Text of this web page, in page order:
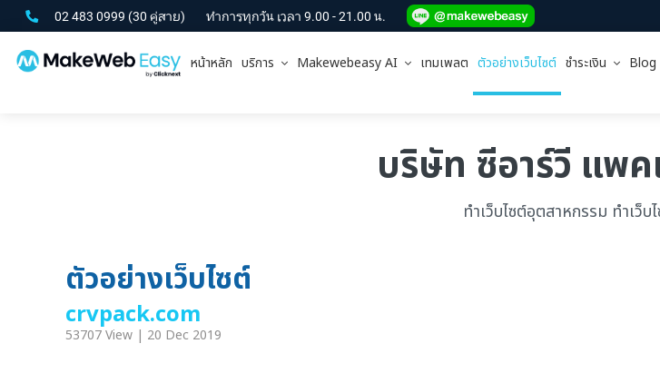
02 483 0999 (30 คู่สาย) ทำการทุกวัน เวลา 9.00 - 21.00 น.
หน้าหลัก บริการ Makewebeasy AI เทมเพลต ตัวอย่างเว็บไซต์ ชำระเงิน Blog
บริษัท ซีอาร์วี แพ
ทำเว็บไซต์อุตสาหกรรม ทำเว็
ตัวอย่างเว็บไซต์
crvpack.com
53707 View | 20 Dec 2019